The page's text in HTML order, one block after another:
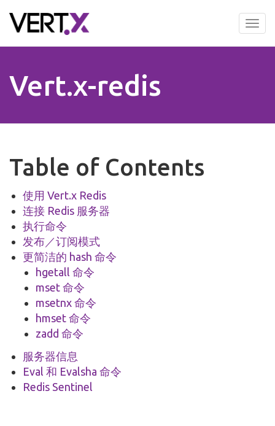
to
Vert.x-redis
Table of Contents
使用 Vert.x Redis
连接 Redis 服务器
执行命令
发布／订阅模式
更简洁的 hash 命令
hgetall 命令
mset 命令
msetnx 命令
hmset 命令
zadd 命令
服务器信息
Eval 和 Evalsha 命令
Redis Sentinel